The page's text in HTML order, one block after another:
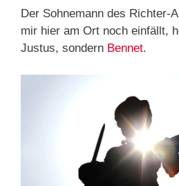
Der Sohnemann des Richter-
mir hier am Ort noch einfällt,
Justus, sondern Bennet.